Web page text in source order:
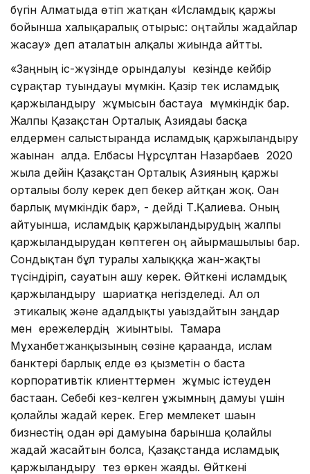
бүгін Алматыда өтіп жатқан «Исламдық қаржы
бойынша халықаралық отырыс: оңтайлы жағдайлар
жасау» деп аталатын алқалы жиында айтты.
«Заңның іс-жүзінде орындалуы кезінде кейбір
сұрақтар туындауы мүмкін. Қазір тек исламдық
қаржыландыру жұмысын бастауға мүмкіндік бар.
Жалпы Қазақстан Орталық Азиядағы басқа
елдермен салыстырғанда исламдық қаржыландыру
жағынан алда. Елбасы Нұрсұлтан Назарбаев 2020
жылға дейін Қазақстан Орталық Азияның қаржы
орталығы болу керек деп бекер айтқан жоқ. Оған
барлық мүмкіндік бар», - дейді Т.Қалиева. Оның
айтуынша, исламдық қаржыландырудың жалпы
қаржыландырудан көптеген оң айырмашылығы бар.
Сондықтан бұл туралы халықққа жан-жақты
түсіндіріп, сауатын ашу керек. Өйткені исламдық
қаржыландыру шариғатқа негізделеді. Ал ол
этикалық және адалдықты уағыздайтын заңдар
мен ережелердің жиынтығы. Тамара
Мұханбетжанқызының сөзіне қарағанда, ислам
банктері барлық елде өз қызметін о баста
корпоративтік клиенттермен жұмыс істеуден
бастаған. Себебі кез-келген ұжымның дамуы үшін
қолайлы жағдай керек. Егер мемлекет шағын
бизнестің одан әрі дамуына барынша қолайлы
жағдай жасайтын болса, Қазақстанда исламдық
қаржыландыру тез өркен жаяды. Өйткені